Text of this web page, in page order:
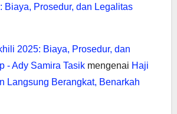
Biaya, Prosedur, dan Legalitas
2025: Biaya, Prosedur, dan
- Ady Samira Tasikmengenai Haji
Langsung Berangkat, Benarkah